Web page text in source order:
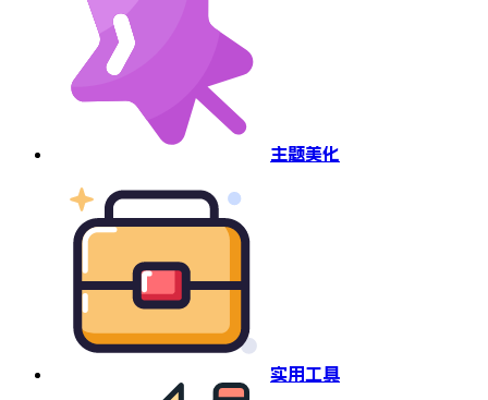
主题美化
实用工具